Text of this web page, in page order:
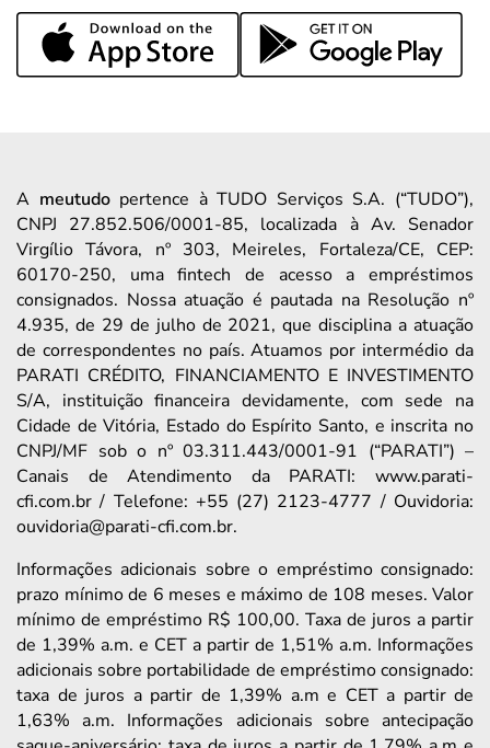
A meutudopertence à TUDO Serviços S.A. (“TUDO”),
CNPJ 27.852.506/0001-85, localizada à Av. Senador
Virgílio Távora, nº 303, Meireles, Fortaleza/CE, CEP:
60170-250, uma fintech de acesso a empréstimos
consignados. Nossa atuação é pautada na Resolução nº
4.935, de 29 de julho de 2021, que disciplina a atuação
de correspondentes no país. Atuamos por intermédio da
PARATI CRÉDITO, FINANCIAMENTO E INVESTIMENTO
S/A, instituição financeira devidamente, com sede na
Cidade de Vitória, Estado do Espírito Santo, e inscrita no
CNPJ/MF sob o nº 03.311.443/0001-91 (“PARATI”) –
Canais de Atendimento da PARATI: www.parati-
cfi.com.br / Telefone: +55 (27) 2123-4777 / Ouvidoria:
ouvidoria@parati-cfi.com.br.
Informações adicionais sobre o empréstimo consignado:
prazo mínimo de 6 meses e máximo de 108 meses. Valor
mínimo de empréstimo R$ 100,00. Taxa de juros a partir
de 1,39% a.m. e CET a partir de 1,51% a.m. Informações
adicionais sobre portabilidade de empréstimo consignado:
taxa de juros a partir de 1,39% a.m e CET a partir de
1,63% a.m. Informações adicionais sobre antecipação